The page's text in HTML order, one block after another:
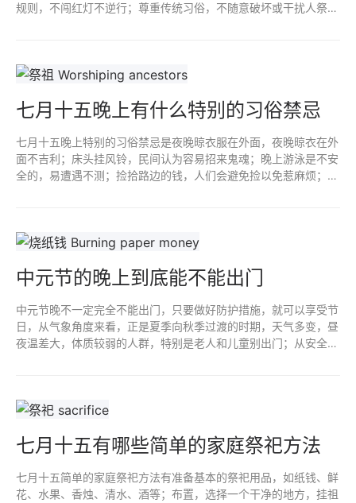
规则，不闯红灯不逆行；尊重传统习俗，不随意破坏或干扰人祭
七月十五晚上有什么特别的习俗禁忌
七月十五晚上特别的习俗禁忌是夜晚晾衣服在外面，夜晚晾衣在外
面不吉利；床头挂风铃，民间认为容易招来鬼魂；晚上游泳是不安
全的，易遭遇不测；捡拾路边的钱，人们会避免捡以免惹麻烦；乱
中元节的晚上到底能不能出门
中元节晚不一定完全不能出门，只要做好防护措施，就可以享受节
日，从气象角度来看，正是夏季向秋季过渡的时期，天气多变，昼
夜温差大，体质较弱的人群，特别是老人和儿童别出门；从安全角
七月十五有哪些简单的家庭祭祀方法
七月十五简单的家庭祭祀方法有准备基本的祭祀用品，如纸钱、鲜
花、水果、香烛、清水、酒等；布置，选择一个干净的地方，挂祖